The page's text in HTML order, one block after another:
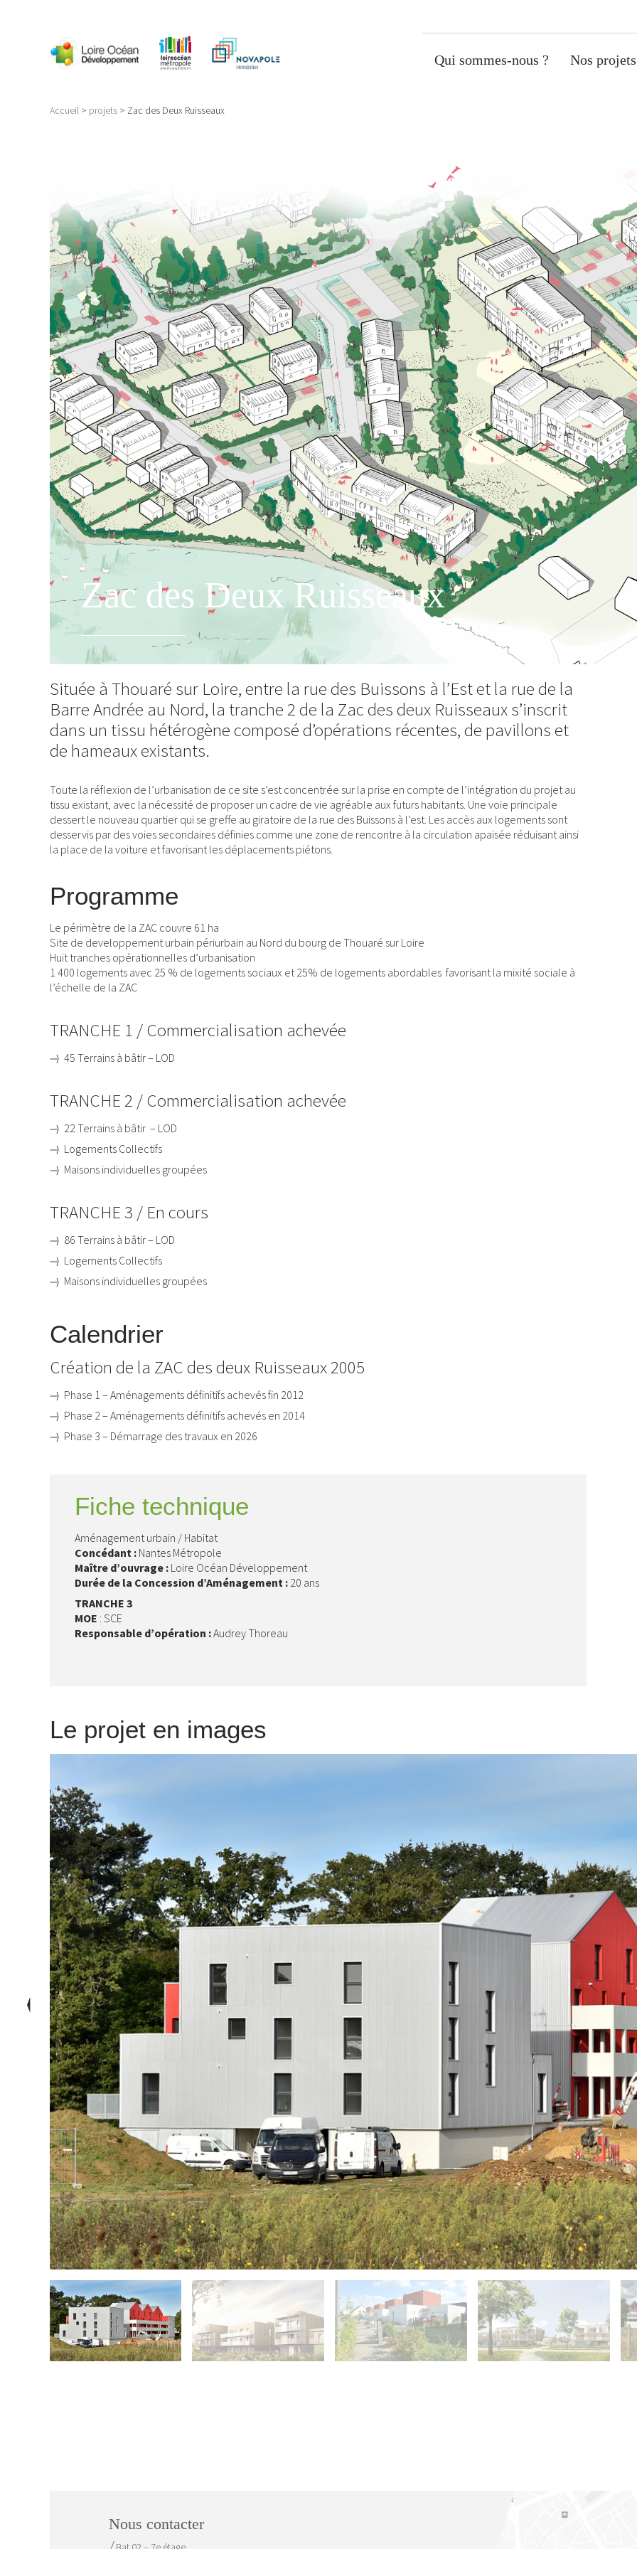
Qui sommes-nous ? Nos projets
Accueil projets Zac des Deux Ruisseaux
Zac des Deux Ruisseaux
Située à Thouaré sur Loire, entre la rue des Buissons à l’Est et la rue de la
Barre Andrée au Nord, la tranche 2 de la Zac des deux Ruisseaux s’inscrit
dans un tissu hétérogène composé d’opérations récentes, de pavillons et
de hameaux existants.
Toute la réflexion de l’urbanisation de ce site s’est concentrée sur la prise en compte de l’intégration du projet au
tissu existant, avec la nécessité de proposer un cadre de vie agréable aux futurs habitants. Une voie principale
dessert le nouveau quartier qui se greffe au giratoire de la rue des Buissons à l’est. Les accès aux logements sont
desservis par des voies secondaires définies comme une zone de rencontre à la circulation apaisée réduisant ainsi
la place de la voiture et favorisant les déplacements piétons.
Programme
Le périmètre de la ZAC couvre 61 ha
Site de developpement urbain périurbain au Nord du bourg de Thouaré sur Loire
Huit tranches opérationnelles d’urbanisation
1 400 logements avec 25 % de logements sociaux et 25% de logements abordables favorisant la mixité sociale à
l’échelle de la ZAC
TRANCHE 1 / Commercialisation achevée
45 Terrains à bâtir – LOD
TRANCHE 2 / Commercialisation achevée
22 Terrains à bâtir – LOD
Logements Collectifs
Maisons individuelles groupées
TRANCHE 3 / En cours
86 Terrains à bâtir – LOD
Logements Collectifs
Maisons individuelles groupées
Calendrier
Création de la ZAC des deux Ruisseaux 2005
Phase 1 – Aménagements définitifs achevés fin 2012
Phase 2 – Aménagements définitifs achevés en 2014
Phase 3 – Démarrage des travaux en 2026
Fiche technique
Aménagement urbain / Habitat
Concédant :Nantes Métropole
Maître d’ouvrage :Loire Océan Développement
Durée de la Concession d’Aménagement :20 ans
TRANCHE 3
MOE : SCE
Responsable d’opération :Audrey Thoreau
Le projet en images
Nous contacter